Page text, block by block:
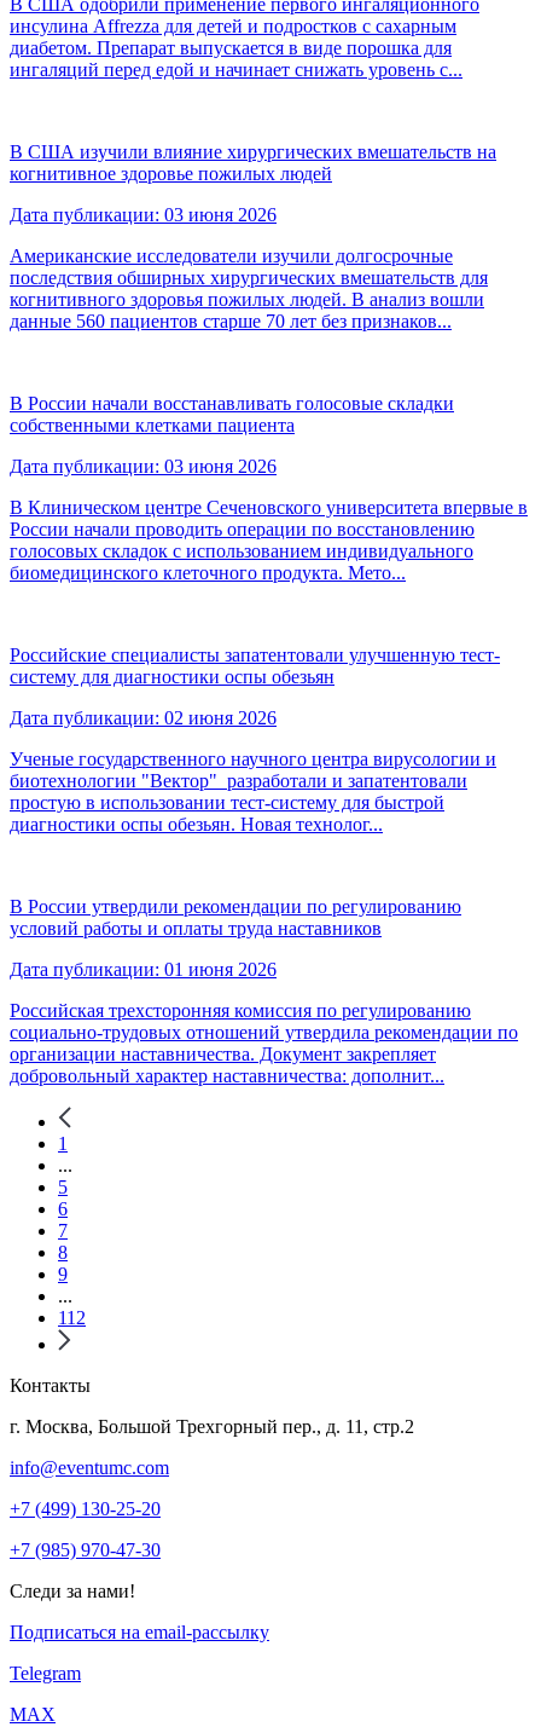
В США одобрили применение первого ингаляционного
инсулина Affrezza для детей и подростков с сахарным
диабетом. Препарат выпускается в виде порошка для
ингаляций перед едой и начинает снижать уровень с...
В США изучили влияние хирургических вмешательств на
когнитивное здоровье пожилых людей
Дата публикации: 03 июня 2026
Американские исследователи изучили долгосрочные
последствия обширных хирургических вмешательств для
когнитивного здоровья пожилых людей. В анализ вошли
данные 560 пациентов старше 70 лет без признаков...
В России начали восстанавливать голосовые складки
собственными клетками пациента
Дата публикации: 03 июня 2026
В Клиническом центре Сеченовского университета впервые в
России начали проводить операции по восстановлению
голосовых складок с использованием индивидуального
биомедицинского клеточного продукта. Мето...
Российские специалисты запатентовали улучшенную тест-
систему для диагностики оспы обезьян
Дата публикации: 02 июня 2026
Ученые государственного научного центра вирусологии и
биотехнологии "Вектор" разработали и запатентовали
простую в использовании тест-систему для быстрой
диагностики оспы обезьян. Новая технолог...
В России утвердили рекомендации по регулированию
условий работы и оплаты труда наставников
Дата публикации: 01 июня 2026
Российская трехсторонняя комиссия по регулированию
социально-трудовых отношений утвердила рекомендации по
организации наставничества. Документ закрепляет
добровольный характер наставничества: дополнит...
1
...
5
6
7
8
9
...
112
Контакты
г. Москва, Большой Трехгорный пер., д. 11, стр.2
info@eventumc.com
+7 (499) 130-25-20
+7 (985) 970-47-30
Следи за нами!
Подписаться на email-рассылку
Telegram
МАХ